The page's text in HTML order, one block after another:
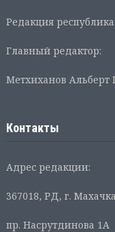
Редакция
Главный редактор:
Метхиханов Альберт
Контакты
Адрес редакции:
367018, РД, г.
пр. Насрутдинова 1А